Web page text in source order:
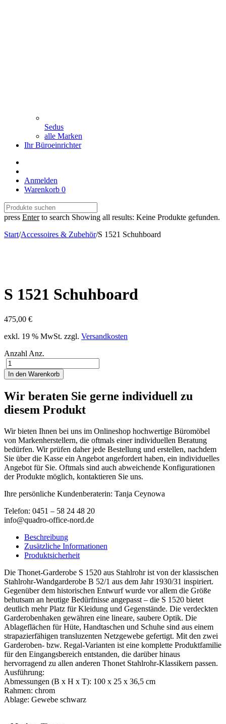
Sedus
alle Marken
Ihr Büroeinrichter
Anmelden
Warenkorb 0
press Enterto search Showing all results: Keine Produkte gefunden.
Start/Accessoires & Zubehör/S 1521 Schuhboard
S 1521 Schuhboard
475,00 €
exkl. 19 % MwSt. zzgl. Versandkosten
Anzahl Anz.
In den Warenkorb
Wir beraten Sie gerne individuell zu
diesem Produkt
Wir bieten Ihnen bei uns im Onlineshop hochwertige Büromöbel
von Markenherstellern, die oftmals einer individuellen Beratung
bedürfen. Wir prüfen daher jede Bestellung und erstellen, nachdem
Sie über die Kasse ein Angebot angefordert haben, ein individuelles
Angebot für Sie. Oftmals sind auch abweichende Konfigurationen
der Produkte möglich, kontaktieren Sie uns.
Ihre persönliche Kundenberaterin: Tanja Ceynowa
Telefon: 0451 – 58 24 48 20
info@quadro-office-nord.de
Beschreibung
Zusätzliche Informationen
Produktsicherheit
Die Thonet-Garderobe S 1520 aus Stahlrohr ist von der klassischen
Stahlrohr-Wandgarderobe B 52/1 aus dem Jahr 1930/31 inspiriert.
Gegenüber dem historischen Entwurf wurde vor allem die Größe
behutsam an heutige Bedürfnisse angepasst – die S 1520 bietet
deutlich mehr Platz für Kleidung und Gegenstände. Die verdeckten
Garderobenhaken gewähren eine lineare, saubere Optik. Die
Ablageflächen für Hüte, Handtaschen und Schuhe sind aus einem
strapazierfähigen transluzenten Netzgewebe gefertigt. Mit den zwei
Garderoben- bzw. Regal-Varianten ist eine komplette Produktfamilie
für den Eingangsbereich entstanden, die darüber hinaus
hervorragend zu allen anderen Thonet Stahlrohr-Klassikern passen.
Ausführung:
Abmessungen (B x H x T): 100 x 25 x 36,5 cm
Rahmen: chrom
Ablage: Gewebe schwarz